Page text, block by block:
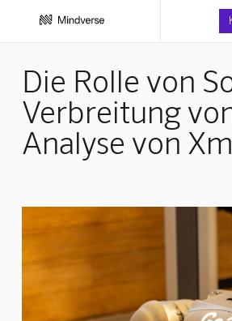
Die Rolle von
Verbreitung
Analyse von